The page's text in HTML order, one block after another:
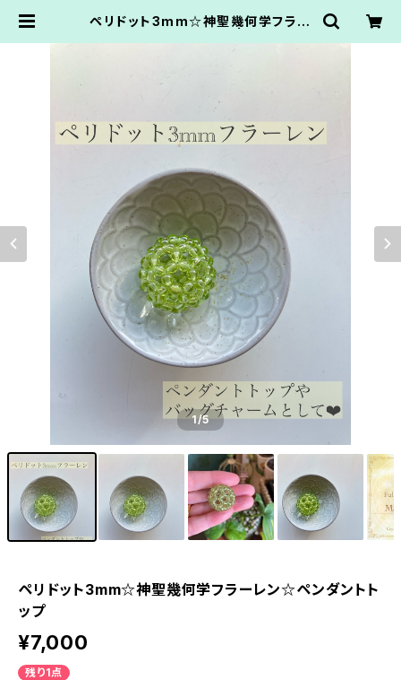
ペリドット3mm☆神聖幾何学フラー
1/5
ペリドット3mm☆神聖幾何学フラーレン☆ペンダントト
ップ
¥7,000
残り1点